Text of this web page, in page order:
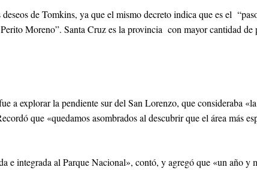
de Tomkins, ya que el mismo decreto indica que es el
Moreno”. Santa Cruz es la provincia con mayor cantidad
explorar la pendiente sur del San Lorenzo, que consideraba
que «quedamos asombrados al descubrir que el área más
integrada al Parque Nacional», contó, y agregó que «un año y